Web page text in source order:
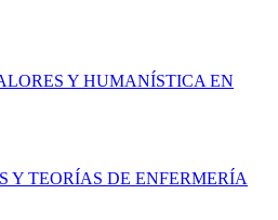
Y HUMANÍSTICA EN
Y TEORÍAS DE ENFERMERÍA